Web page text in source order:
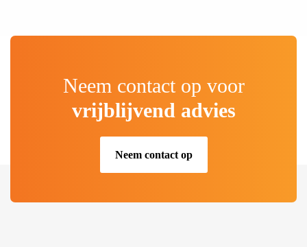
Neem contact op voor
vrijblijvend advies
Neem contact op